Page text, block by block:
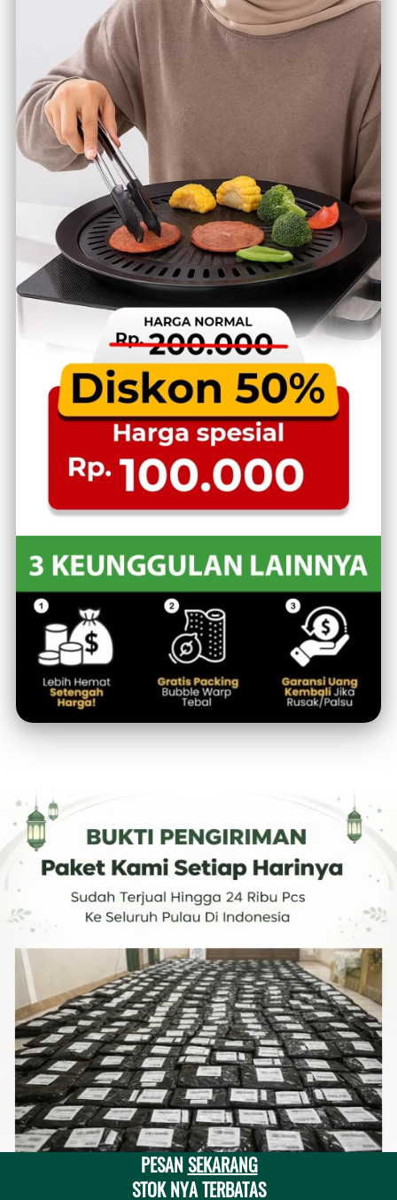
PESAN SEKARANG
STOK NYA TERBATAS